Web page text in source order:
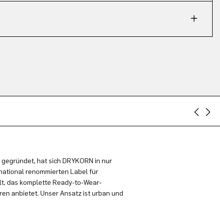
hat sich DRYKORN in nur
renommierten Label für
das komplette Ready-to-Wear-
anbietet. Unser Ansatz ist urban und